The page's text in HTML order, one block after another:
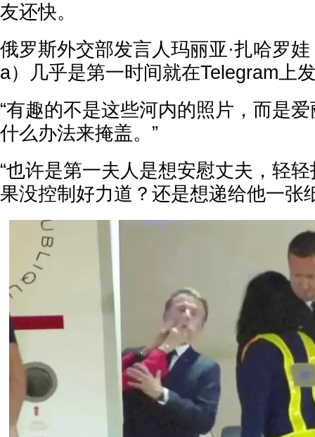
友还快。
俄罗斯外交部发言人玛丽亚·扎哈罗
a）几乎是第一时间就在Telegram上
“有趣的不是这些河内的照片，而是
什么办法来掩盖。”
“也许是第一夫人是想安慰丈夫，轻
果没控制好力道？还是想递给他一张